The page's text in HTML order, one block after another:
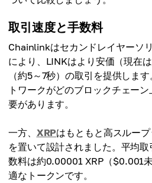
取引速度と手数料
Chainlinkはセカンドレイヤーソ
により、LINKはより安価（現在
（約5～7秒）の取引を提供しま
トワークがどのブロックチェー
要があります。
一方、 XRPはもともと高スルー
を置いて設計されました。平均
数料は約0.00001 XRP（$0.001
適なトークンです。